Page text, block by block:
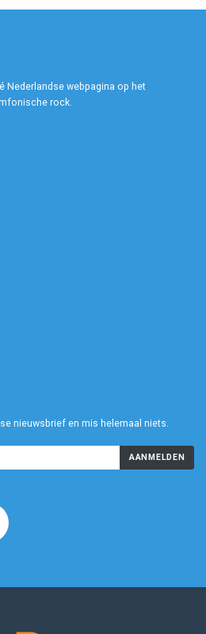
Nederlandse webpagina op het
rock.
nieuwsbrief en mis helemaal niets.
AANMELDEN